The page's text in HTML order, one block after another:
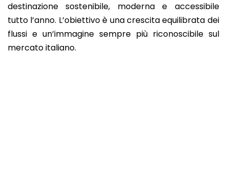
destinazione sostenibile, moderna e accessibile
tutto l’anno. L’obiettivo è una crescita equilibrata dei
flussi e un’immagine sempre più riconoscibile sul
mercato italiano.